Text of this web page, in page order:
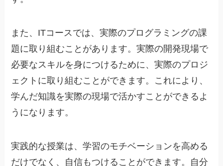
また、ITコースでは、実際のプログラミングの課
題に取り組むことがあります。実際の開発現場で
必要なスキルを身につけるために、実際のプロジ
ェクトに取り組むことができます。これにより、
学んだ知識を実際の現場で活かすことができるよ
うになります。
実践的な授業は、学習のモチベーションを高める
だけでなく、自信もつけることができます。自分